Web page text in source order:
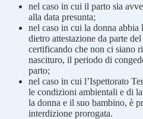
nel caso in cui il parto sia
alla data presunta;
nel caso in cui la donna
dietro attestazione da parte
certificando che non ci siano
nascituro, il periodo di
parto;
nel caso in cui l’Ispettorato
le condizioni ambientali e di
la donna e il suo bambino, è
interdizione prorogata.